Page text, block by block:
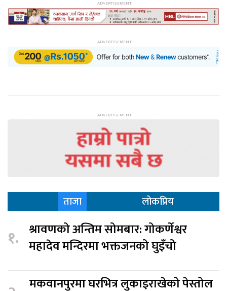
ताजा लोकप्रिय
१. श्रावणको अन्तिम सोमबार: गोकर्णेश्वर
महादेव मन्दिरमा भक्तजनको घुइँचो
मकवानपुरमा घरभित्र लुकाइराखेको पेस्तोल